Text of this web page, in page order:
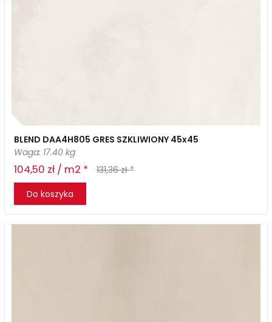
BLEND DAA4H805 GRES SZKLIWIONY 45x45
Waga: 17.40 kg
104,50 zł / m2 *
131,36 zł *
Do koszyka